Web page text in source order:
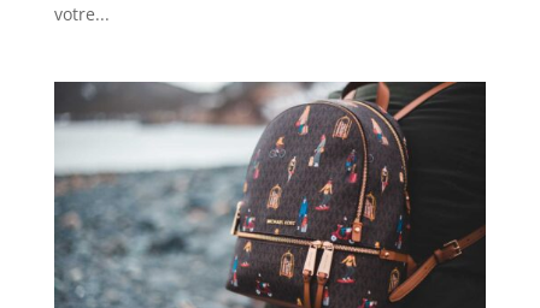
votre...